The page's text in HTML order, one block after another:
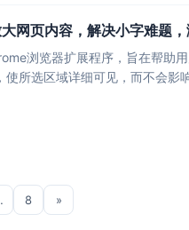
网页内容，解决小字难题
浏览器扩展程序，旨在帮助
8 »